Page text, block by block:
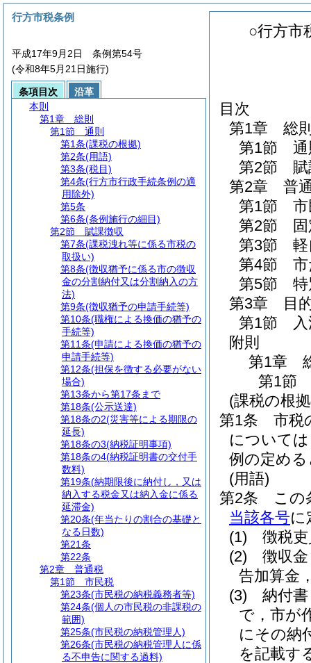
○行方市
目次
第1章
総
第1節
第2節
第2章
普
第1節
第2節
第3節
第4節
第5節
第3章
目
第1節
附則
第1章
第1節
(課税の根
第1条
市税
について
例の定め
(用語)
第2条
この
当該各号に
(1)
徴税
(2)
徴収
告加算金
(3)
納付
で，市が
にその納
を記載す
行方市税条例
平成17年9月2日 条例第54号
(令和8年5月21日施行)
条項目次
沿革
本則
第1章
総則
第1節
通則
第1条(課税の根拠)
第2条(用語)
第3条(税目)
第4条(行方市行政手続条例の適
用除外)
第5条
第6条(条例施行の細目)
第2節
賦課徴収
第7条(課税洩れ等に係る市税の
取扱い)
第8条(徴収猶予に係る市の徴収
金の分割納付又は分割納入の方
法)
第9条(徴収猶予の申請手続等)
第10条(職権による換価の猶予の
手続等)
第11条(申請による換価の猶予の
申請手続等)
第12条(担保を徴する必要がない
場合)
第13条から第17条まで
第18条(公示送達)
第18条の2(災害等による期限の
延長)
第18条の3(納税証明事項)
第18条の4(納税証明書の交付手
数料)
第19条(納期限後に納付し，又は
納入する税金又は納入金に係る
延滞金)
第20条(年当たりの割合の基礎と
なる日数)
第21条
第22条
第2章
普通税
第1節
市民税
第23条(市民税の納税義務者等)
第24条(個人の市民税の非課税の
範囲)
第25条(市民税の納税管理人)
第26条(市民税の納税管理人に係
る不申告に関する過料)